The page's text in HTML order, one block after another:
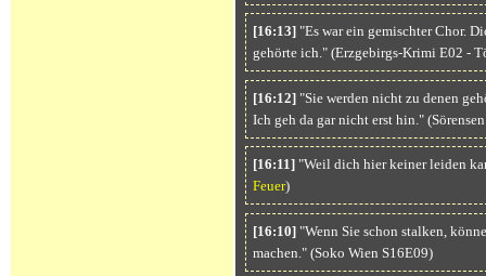
[16:13]"Es war ein gemischter Chor.
gehörte ich." (Erzgebirgs-Krimi E02 -
[16:12]"Sie werden nicht zu denen
Ich geh da gar nicht erst hin."
[16:11]"Weil dich hier keiner leiden
Feuer)
[16:10]"Wenn Sie schon stalken,
machen." (Soko Wien S16E09)